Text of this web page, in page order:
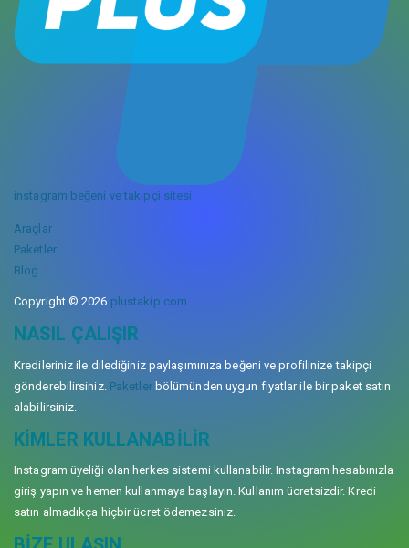
instagram beğeni ve takipçi sitesi
Araçlar
Paketler
Blog
Copyright © 2026 plustakip.com
NASIL ÇALIŞIR
Kredileriniz ile dilediğiniz paylaşımınıza beğeni ve profilinize takipçi
gönderebilirsiniz. Paketlerbölümünden uygun fiyatlar ile bir paket satın
alabilirsiniz.
KIMLER KULLANABILIR
Instagram üyeliği olan herkes sistemi kullanabilir. Instagram hesabınızla
giriş yapın ve hemen kullanmaya başlayın. Kullanım ücretsizdir. Kredi
satın almadıkça hiçbir ücret ödemezsiniz.